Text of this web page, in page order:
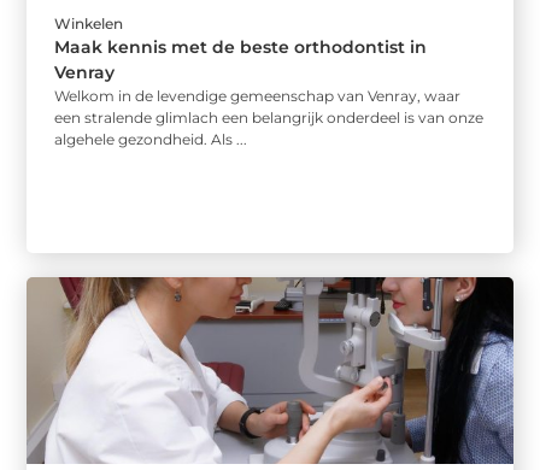
Winkelen
Maak kennis met de beste orthodontist in
Venray
Welkom in de levendige gemeenschap van Venray, waar
een stralende glimlach een belangrijk onderdeel is van onze
algehele gezondheid. Als ...